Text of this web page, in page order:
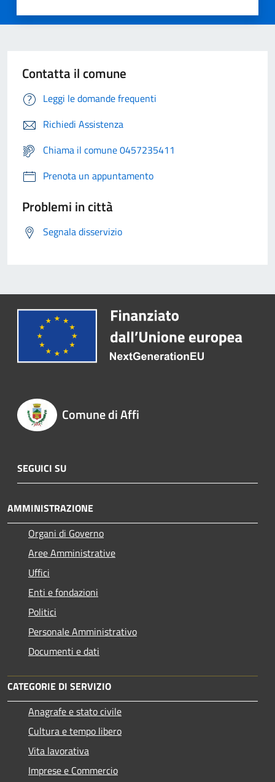
Contatta il comune
Leggi le domande frequenti
Richiedi Assistenza
Chiama il comune 0457235411
Prenota un appuntamento
Problemi in città
Segnala disservizio
Comune di Affi
SEGUICI SU
AMMINISTRAZIONE
Organi di Governo
Aree Amministrative
Uffici
Enti e fondazioni
Politici
Personale Amministrativo
Documenti e dati
CATEGORIE DI SERVIZIO
Anagrafe e stato civile
Cultura e tempo libero
Vita lavorativa
Imprese e Commercio